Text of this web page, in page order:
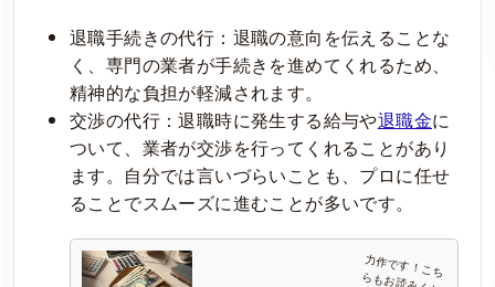
退職手続きの代行：退職の意向を伝えることな
く、専門の業者が手続きを進めてくれるため、
精神的な負担が軽減されます。
交渉の代行：退職時に発生する給与や退職金に
ついて、業者が交渉を行ってくれることがあり
ます。自分では言いづらいことも、プロに任せ
ることでスムーズに進むことが多いです。